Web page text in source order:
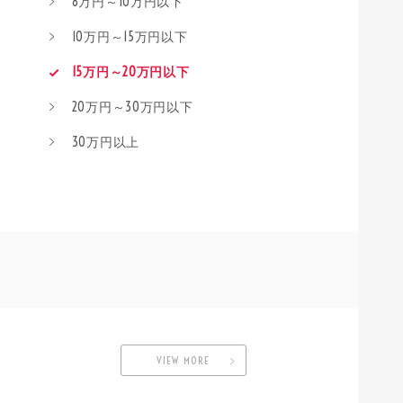
10万円～15万円以下
15万円～20万円以下
20万円～30万円以下
30万円以上
VIEW MORE